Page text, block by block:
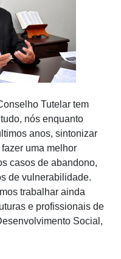
Tutelar tem
nós enquanto
anos, sintonizar
uma melhor
casos de abandono,
de vulnerabilidade.
trabalhar ainda
e profissionais de
Social,